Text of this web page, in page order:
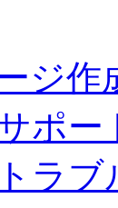
ジ作
ポー
ラブ